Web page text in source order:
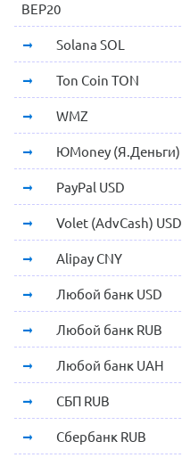
BEP20
Solana SOL
Ton Coin TON
WMZ
ЮMoney (Я.Деньги)
PayPal USD
Volet (AdvCash) USD
Alipay CNY
Любой банк USD
Любой банк RUB
Любой банк UAH
СБП RUB
Сбербанк RUB